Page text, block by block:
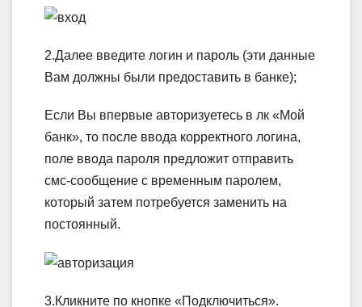
2.Далее введите логин и пароль (эти данные
Вам должны были предоставить в банке);
Если Вы впервые авторизуетесь в лк «Мой
банк», то после ввода корректного логина,
поле ввода пароля предложит отправить
смс-сообщение с временным паролем,
который затем потребуется заменить на
постоянный.
3.Кликните по кнопке «Подключиться».